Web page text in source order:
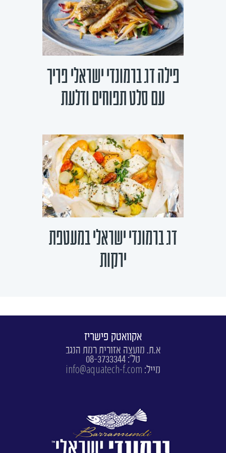
פילה דג ברמונדי ישראלי פריך
עם סלט תפוחים ודלעת
דג ברמונדי ישראלי במעטפת
ירקות
אקוואטק פישריז
א.ת. מועצה אזורית רמת הנגב
טל': 08-3733344
מייל: info@aquatech-f.com